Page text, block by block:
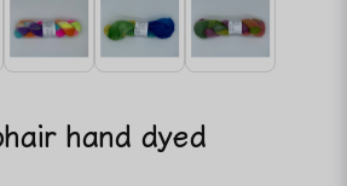
hand dyed